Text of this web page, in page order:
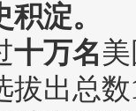
淀。
十万名
拔出总数